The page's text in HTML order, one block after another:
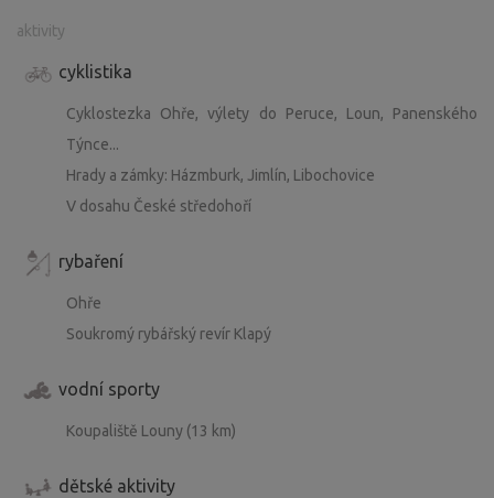
aktivity
cyklistika
Cyklostezka Ohře, výlety do Peruce, Loun, Panenského
Týnce...
Hrady a zámky: Házmburk, Jimlín, Libochovice
V dosahu České středohoří
rybaření
Ohře
Soukromý rybářský revír Klapý
vodní sporty
Koupaliště Louny (13 km)
dětské aktivity